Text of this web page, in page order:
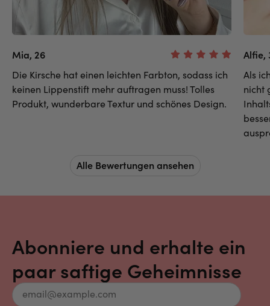
Mia, 26
Die Kirsche hat einen leichten Farbton, sodass ich
keinen Lippenstift mehr auftragen muss! Tolles
Produkt, wunderbare Textur und schönes Design.
Alfie,
Als
nicht
Alle Bewertungen ansehen
Abonniere und erhalte ein
paar saftige Geheimnisse
Email